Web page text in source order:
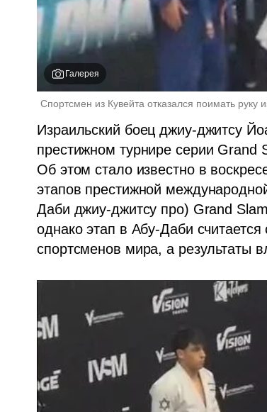
Галерея
Спортсмен из Кувейта отказался поимать руку
Израильский боец джиу-джитсу
престижном турнире серии Grand
Об этом стало известно в
этапов престижной
Даби джиу-джитсу про) Grand
однако этап в Абу-Даби
спортсменов мира, а результаты